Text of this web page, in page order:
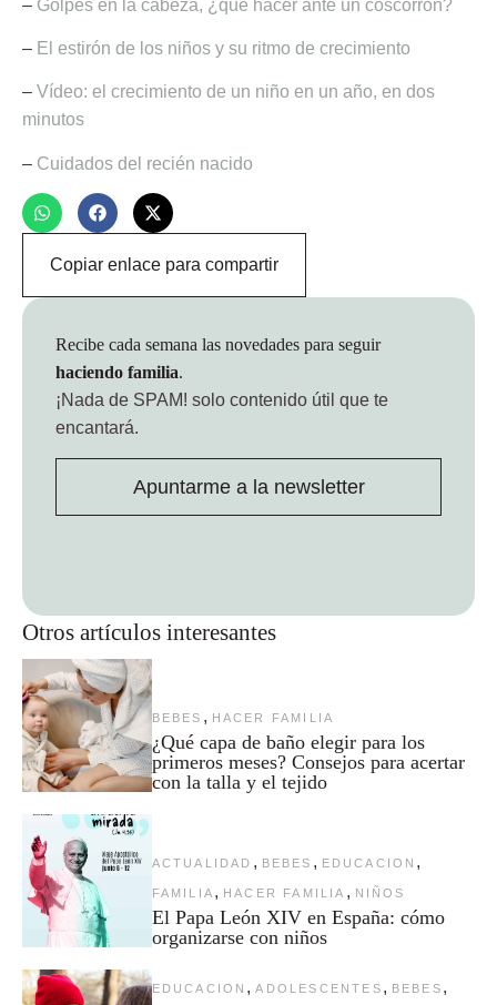
– Golpes en la cabeza, ¿qué hacer ante un coscorrón?
– El estirón de los niños y su ritmo de crecimiento
– Vídeo: el crecimiento de un niño en un año, en dos
minutos
– Cuidados del recién nacido
Copiar enlace para compartir
Otros artículos interesantes
BEBES , HACER FAMILIA
¿Qué capa de baño elegir para los
primeros meses? Consejos para acertar
con la talla y el tejido
ACTUALIDAD , BEBES , EDUCACION ,
FAMILIA , HACER FAMILIA , NIÑOS
El Papa León XIV en España: cómo
organizarse con niños
EDUCACION , ADOLESCENTES , BEBES ,
Recibe cada semana las novedades para seguir
haciendo familia.
¡Nada de SPAM! solo contenido útil que te
encantará.
Apuntarme a la newsletter